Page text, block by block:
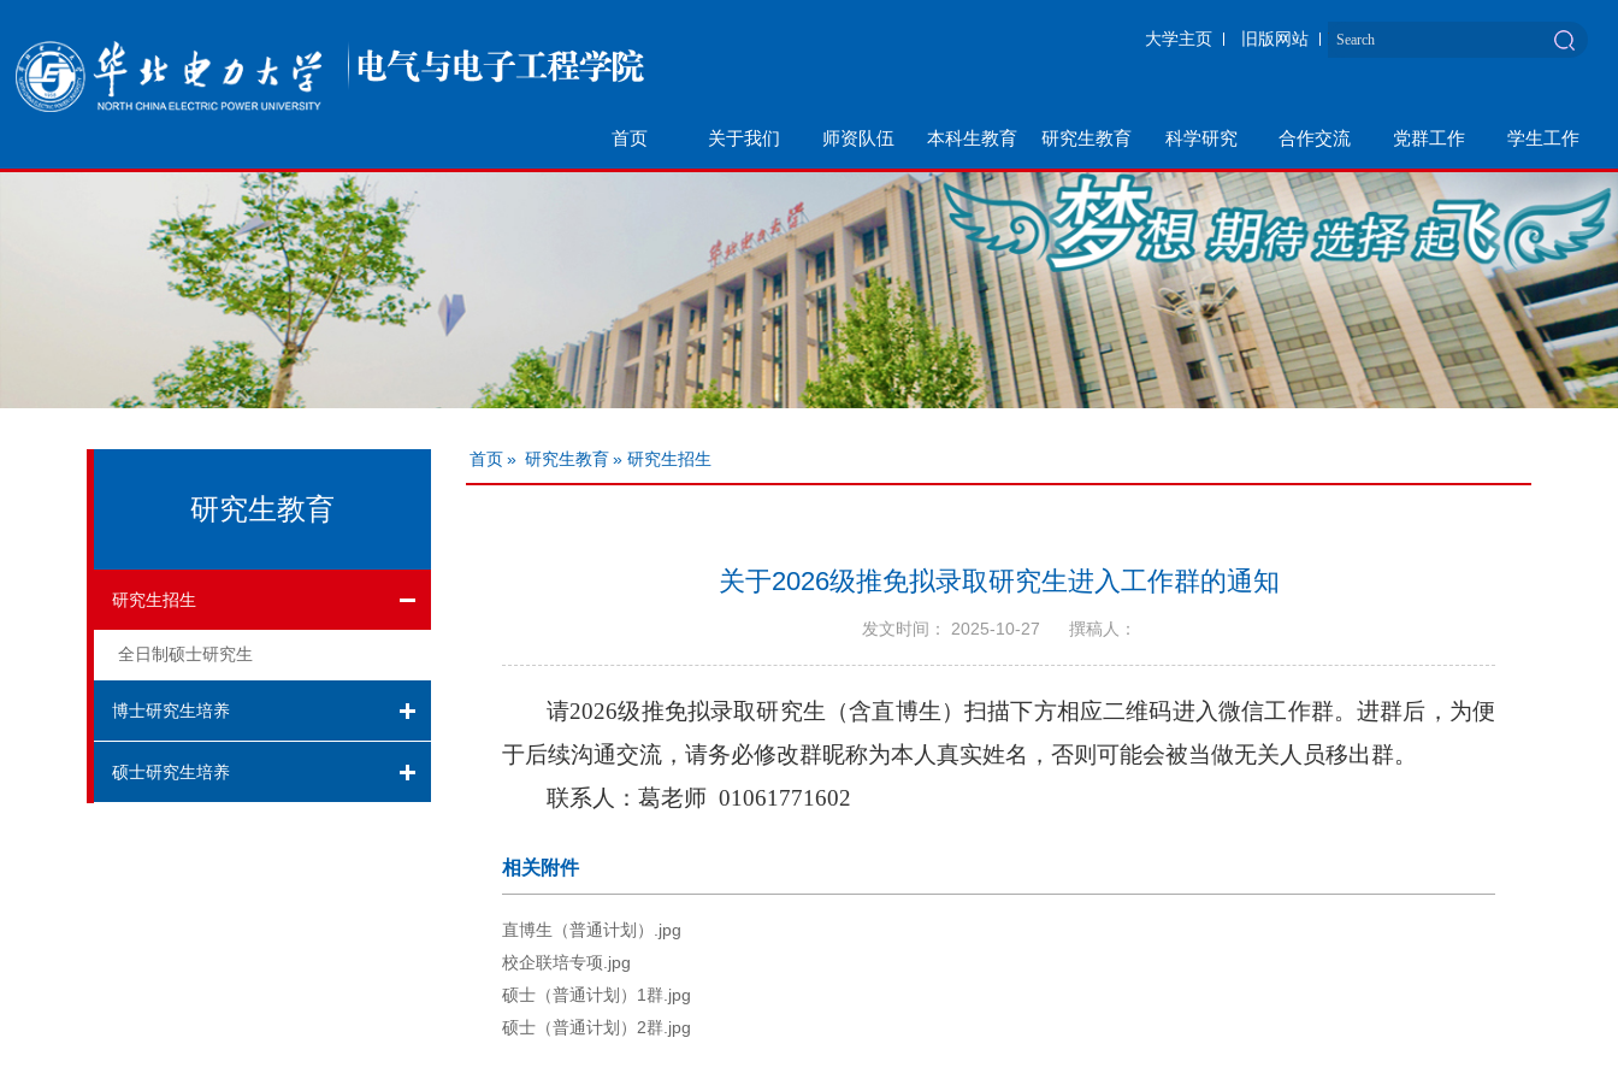
大学主页 旧版网站
首页 关于我们 师资队伍 本科生教育 研究生教育 科学研究 合作交流 党群工作 学生工作
研究生教育
研究生招生
全日制硕士研究生
博士研究生培养
硕士研究生培养
首页» 研究生教育» 研究生招生
关于2026级推免拟录取研究生进入工作群的通知
发文时间： 2025-10-27 撰稿人：
请2026级推免拟录取研究生（含直博生）扫描下方相应二维码进入微信工作群。进群后，为便
于后续沟通交流，请务必修改群昵称为本人真实姓名，否则可能会被当做无关人员移出群。
联系人：葛老师 01061771602
相关附件
直博生（普通计划）.jpg
校企联培专项.jpg
硕士（普通计划）1群.jpg
硕士（普通计划）2群.jpg